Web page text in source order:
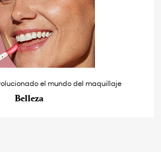
el mundo del maquillaje
Belleza